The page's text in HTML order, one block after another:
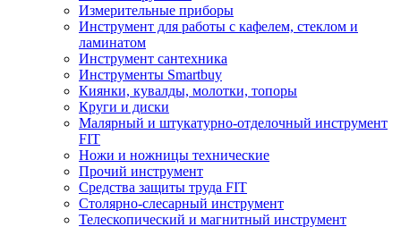
Измерительные приборы
Инструмент для работы с кафелем, стеклом и
ламинатом
Инструмент сантехника
Инструменты Smartbuy
Киянки, кувалды, молотки, топоры
Круги и диски
Малярный и штукатурно-отделочный инструмент
FIT
Ножи и ножницы технические
Прочий инструмент
Средства защиты труда FIT
Столярно-слесарный инструмент
Телескопический и магнитный инструмент